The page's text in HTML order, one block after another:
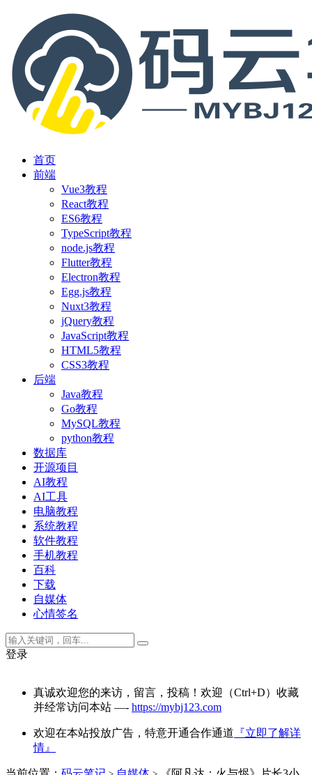
首页
前端
Vue3教程
React教程
ES6教程
TypeScript教程
node.js教程
Flutter教程
Electron教程
Egg.js教程
Nuxt3教程
jQuery教程
JavaScript教程
HTML5教程
CSS3教程
后端
Java教程
Go教程
MySQL教程
python教程
数据库
开源项目
AI教程
AI工具
电脑教程
系统教程
软件教程
手机教程
百科
下载
自媒体
心情签名
登录
真诚欢迎您的来访，留言，投稿！欢迎（Ctrl+D）收藏
并经常访问本站 —- https://mybj123.com
欢迎在本站投放广告，特意开通合作通道 『立即了解详
情』